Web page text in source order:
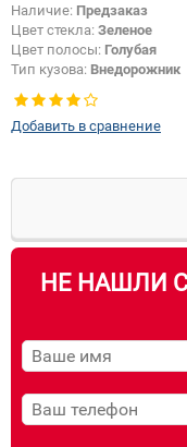
Наличие: Предзаказ
Цвет стекла: Зеленое
Цвет полосы: Голубая
Тип кузова: Внедорожник
Добавить в сравнение
НЕ НАШЛИ